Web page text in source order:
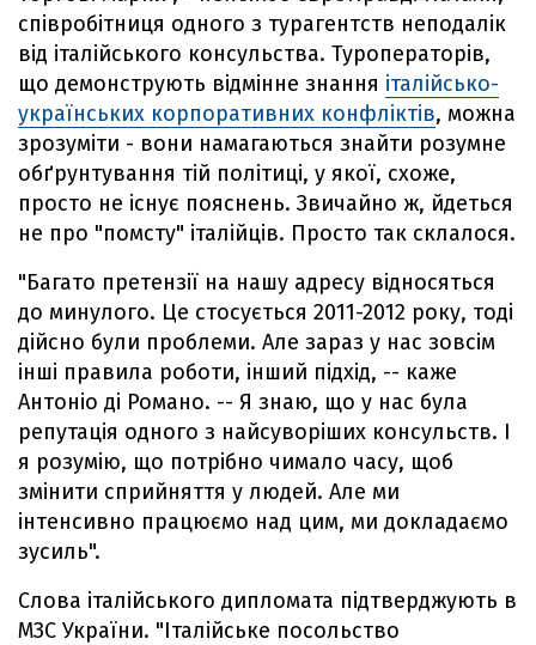
співробітниця одного з турагентств неподалік
від італійського консульства. Туроператорів,
що демонструють відмінне знання італійсько-
українських корпоративних конфліктів, можна
зрозуміти - вони намагаються знайти розумне
обґрунтування тій політиці, у якої, схоже,
просто не існує пояснень. Звичайно ж, йдеться
не про "помсту" італійців. Просто так склалося.
"Багато претензії на нашу адресу відносяться
до минулого. Це стосується 2011-2012 року, тоді
дійсно були проблеми. Але зараз у нас зовсім
інші правила роботи, інший підхід, -- каже
Антоніо ді Романо. -- Я знаю, що у нас була
репутація одного з найсуворіших консульств. І
я розумію, що потрібно чимало часу, щоб
змінити сприйняття у людей. Але ми
інтенсивно працюємо над цим, ми докладаємо
зусиль".
Слова італійського дипломата підтверджують в
МЗС України. "Італійське посольство